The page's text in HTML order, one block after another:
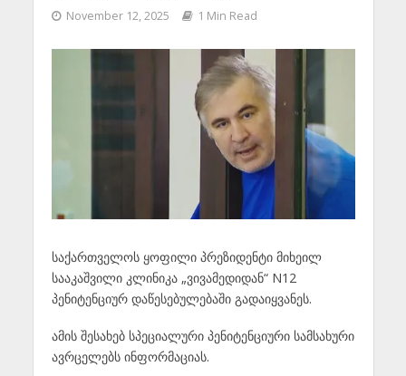
November 12, 2025 1 Min Read
საქართველოს ყოფილი პრეზიდენტი მიხეილ
სააკაშვილი კლინიკა „ვივამედიდან“ N12
პენიტენციურ დაწესებულებაში გადაიყვანეს.
ამის შესახებ სპეციალური პენიტენციური სამსახური
ავრცელებს ინფორმაციას.